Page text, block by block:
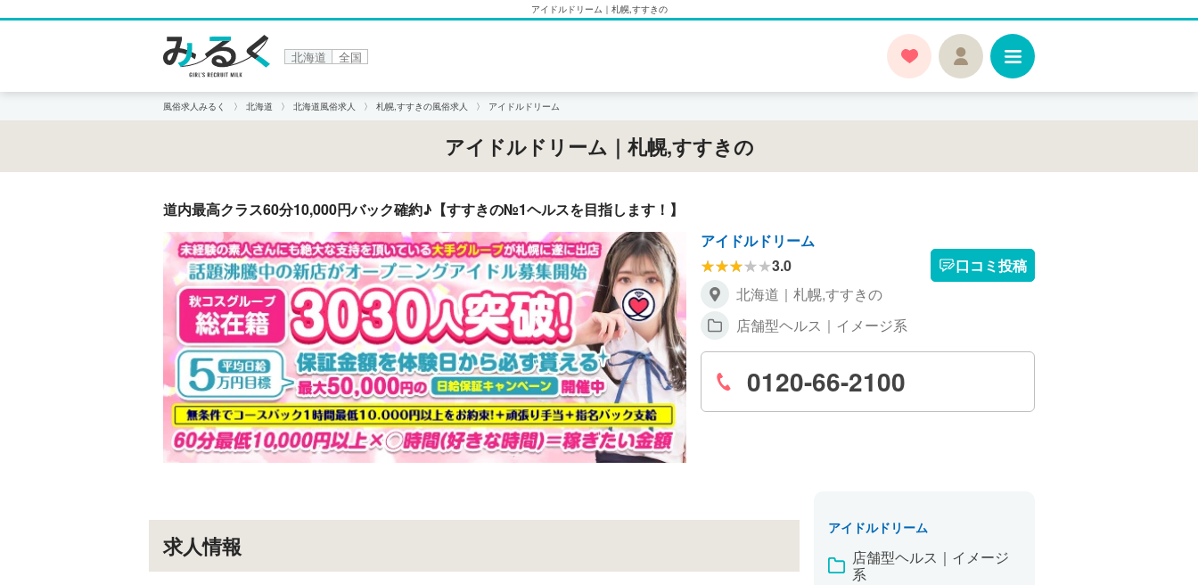
アイドルドリーム｜札幌,すすきの
北海道 全国
風俗求人みるく 北海道 北海道風俗求人 札幌,すすきの風俗求人 アイドルドリーム
アイドルドリーム｜札幌,すすきの
道内最高クラス60分10,000円バック確約♪【すすきの№1ヘルスを目指します！】
アイドルドリーム
3.0
口コミ投稿
北海道｜札幌,すすきの
店舗型ヘルス｜イメージ系
0120-66-2100
求人情報
アイドルドリーム
店舗型ヘルス｜イメージ
系